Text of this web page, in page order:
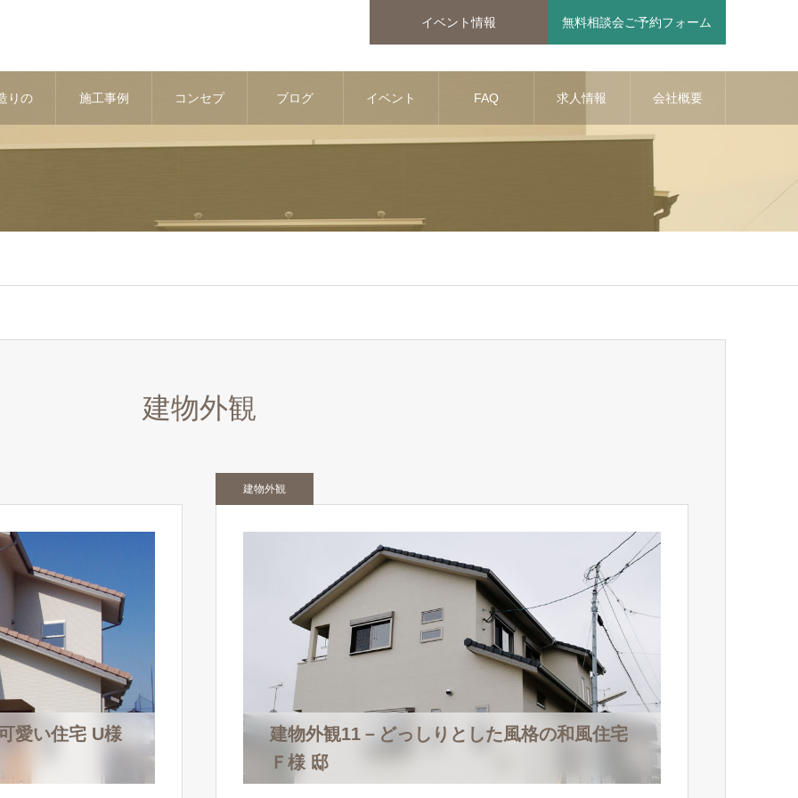
イベント情報 無料相談会ご予約フォーム
りの
れ
施工事例 コンセプ
ト
ブログ イベント FAQ 求人情報 会社概要
建物外観
愛い住宅 U様
建物外観
建物外観11－どっしりとした風格の和風住宅
Ｆ様 邸